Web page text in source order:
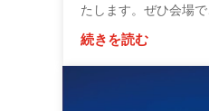
たします。ぜひ会場
続きを読む